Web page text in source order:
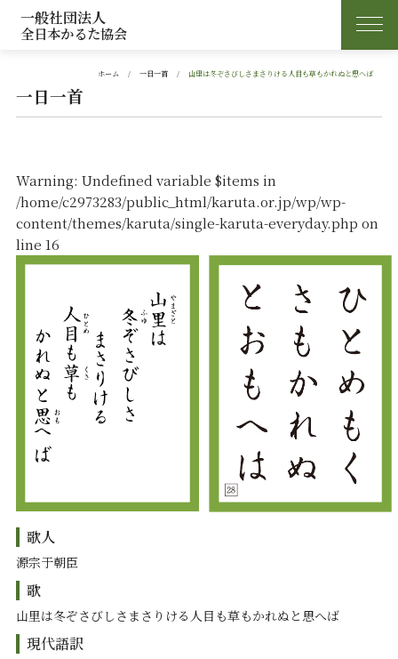
一般社団法人
全日本かるた協会
ホーム 一日一首 山里は冬ぞさびしさまさりける人目も草もかれぬと思へば
一日一首
Warning: Undefined variable $items in
/home/c2973283/public_html/karuta.or.jp/wp/wp-
content/themes/karuta/single-karuta-everyday.php on
line 16
歌人
源宗于朝臣
歌
山里は冬ぞさびしさまさりける人目も草もかれぬと思へば
現代語訳